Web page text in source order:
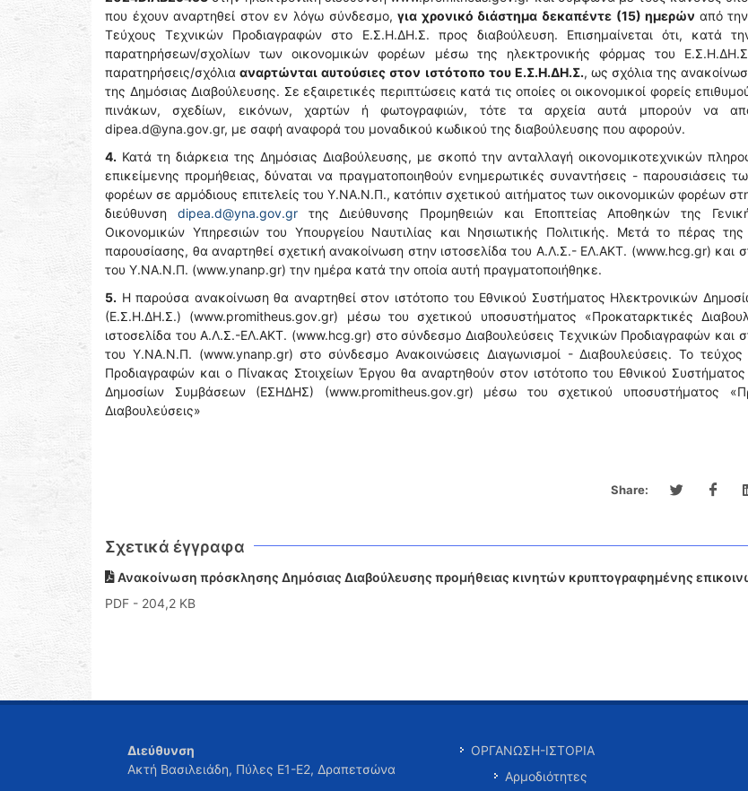
που έχουν αναρτηθεί στον εν λόγω σύνδεσμο,για χρονικό διάστημα δεκαπέντε (15) ημερών από
Τεύχους Τεχνικών Προδιαγραφών στο Ε.Σ.Η.ΔΗ.Σ. προς διαβούλευση. Επισημαίνεται ότι, κατά
παρατηρήσεων/σχολίων των οικονομικών φορέων μέσω της ηλεκτρονικής φόρμας του
παρατηρήσεις/σχόλιααναρτώνται αυτούσιες στον ιστότοπο του Ε.Σ.Η.ΔΗ.Σ., ως σχόλια της
της Δημόσιας Διαβούλευσης. Σε εξαιρετικές περιπτώσεις κατά τις οποίες οι οικονομικοί φορείς
πινάκων, σχεδίων, εικόνων, χαρτών ή φωτογραφιών, τότε τα αρχεία αυτά μπορούν να
dipea.d@yna.gov.gr, με σαφή αναφορά του μοναδικού κωδικού της διαβούλευσης που αφορούν.
4. Κατά τη διάρκεια της Δημόσιας Διαβούλευσης, με σκοπό την ανταλλαγή οικονομικοτεχνικών
επικείμενης προμήθειας, δύναται να πραγματοποιηθούν ενημερωτικές συναντήσεις - παρουσιάσεις
φορέων σε αρμόδιους επιτελείς του Υ.ΝΑ.Ν.Π., κατόπιν σχετικού αιτήματος των οικονομικών φορέων
διεύθυνση dipea.d@yna.gov.grτης Διεύθυνσης Προμηθειών και Εποπτείας Αποθηκών της
Οικονομικών Υπηρεσιών του Υπουργείου Ναυτιλίας και Νησιωτικής Πολιτικής. Μετά το πέρας
παρουσίασης, θα αναρτηθεί σχετική ανακοίνωση στην ιστοσελίδα του Α.Λ.Σ.- ΕΛ.ΑΚΤ. (www.hcg.gr) και
του Y.NA.N.Π. (www.ynanp.gr) την ημέρα κατά την οποία αυτή πραγματοποιήθηκε.
5. Η παρούσα ανακοίνωση θα αναρτηθεί στον ιστότοπο του Εθνικού Συστήματος Ηλεκτρονικών
(Ε.Σ.Η.ΔΗ.Σ.) (www.promitheus.gov.gr) μέσω του σχετικού υποσυστήματος «Προκαταρκτικές
ιστοσελίδα του Α.Λ.Σ.-ΕΛ.ΑΚΤ. (www.hcg.gr) στο σύνδεσμο Διαβουλεύσεις Τεχνικών Προδιαγραφών και
του Y.NA.N.Π. (www.ynanp.gr) στο σύνδεσμο Ανακοινώσεις Διαγωνισμοί - Διαβουλεύσεις. Το
Προδιαγραφών και ο Πίνακας Στοιχείων Έργου θα αναρτηθούν στον ιστότοπο του Εθνικού
Δημοσίων Συμβάσεων (ΕΣΗΔΗΣ) (www.promitheus.gov.gr) μέσω του σχετικού υποσυστήματος
Διαβουλεύσεις»
Share:
Σχετικά έγγραφα
Ανακοίνωση πρόσκλησης Δημόσιας Διαβούλευσης προμήθειας κινητών κρυπτογραφημένης
PDF - 204,2 KB
Διεύθυνση
Ακτή Βασιλειάδη, Πύλες Ε1-Ε2, Δραπετσώνα
ΟΡΓΑΝΩΣΗ-ΙΣΤΟΡΙΑ
Αρμοδιότητες